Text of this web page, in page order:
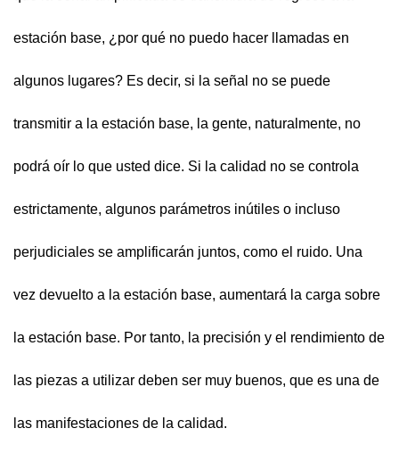
estación base, ¿por qué no puedo hacer llamadas en
algunos lugares? Es decir, si la señal no se puede
transmitir a la estación base, la gente, naturalmente, no
podrá oír lo que usted dice. Si la calidad no se controla
estrictamente, algunos parámetros inútiles o incluso
perjudiciales se amplificarán juntos, como el ruido. Una
vez devuelto a la estación base, aumentará la carga sobre
la estación base. Por tanto, la precisión y el rendimiento de
las piezas a utilizar deben ser muy buenos, que es una de
las manifestaciones de la calidad.